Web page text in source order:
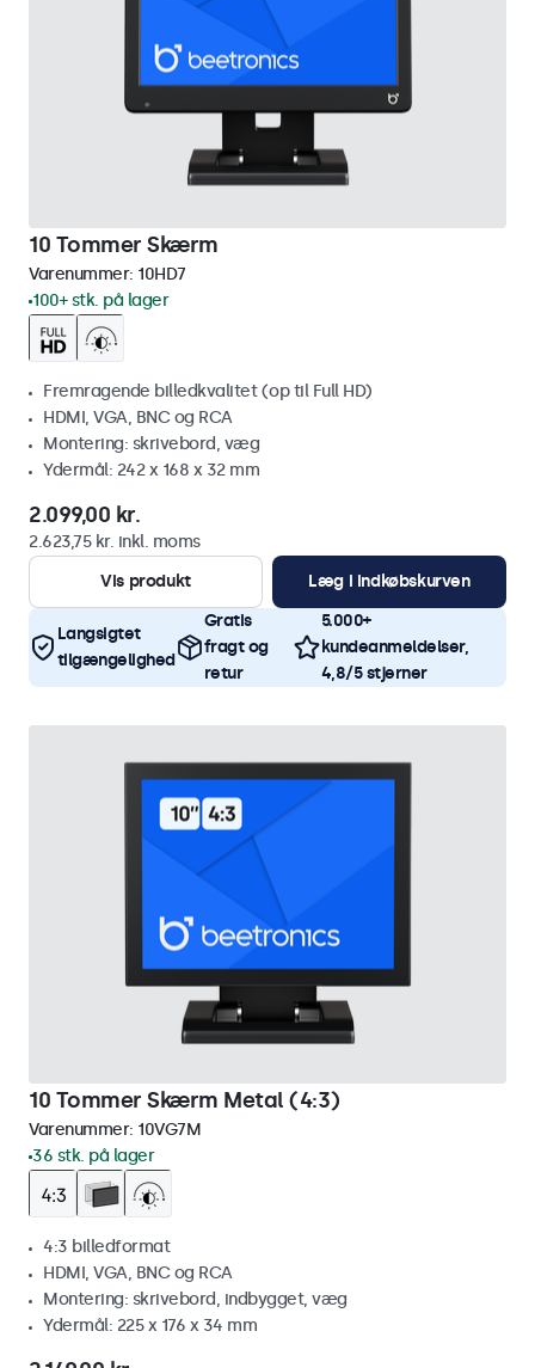
10 Tommer Skærm
Varenummer: 10HD7
100+ stk. på lager
Fremragende billedkvalitet (op til Full HD)
HDMI, VGA, BNC og RCA
Montering: skrivebord, væg
Ydermål: 242 x 168 x 32 mm
2.099,00 kr.
2.623,75 kr. inkl. moms
Vis produkt
Læg i indkøbskurven
Langsigtet
tilgængelighed
Gratis
fragt og
retur
5.000+
kundeanmeldelser,
4,8/5 stjerner
10 Tommer Skærm Metal (4:3)
Varenummer: 10VG7M
36 stk. på lager
4:3 billedformat
HDMI, VGA, BNC og RCA
Montering: skrivebord, indbygget, væg
Ydermål: 225 x 176 x 34 mm